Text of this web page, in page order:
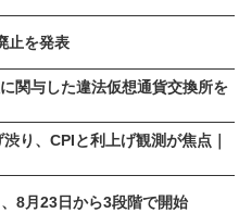
止を発表
関与した違法仮想通貨交換所を
り、CPIと利上げ観測が焦点｜
8月23日から3段階で開始